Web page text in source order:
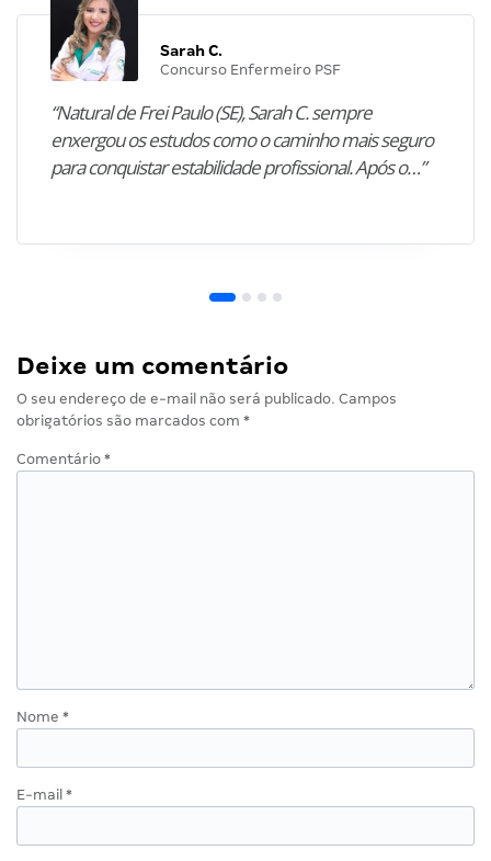
Sarah C.
Concurso Enfermeiro PSF
“Natural de Frei Paulo (SE), Sarah C. sempre
enxergou os estudos como o caminho mais seguro
para conquistar estabilidade profissional. Após o…”
Deixe um comentário
O seu endereço de e-mail não será publicado. Campos
obrigatórios são marcados com *
Comentário *
Nome *
E-mail *